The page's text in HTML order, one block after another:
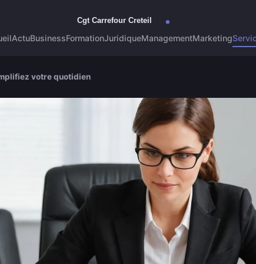
ActuBusinessFormationJuridiqueManagementMarketing
votre quotidien